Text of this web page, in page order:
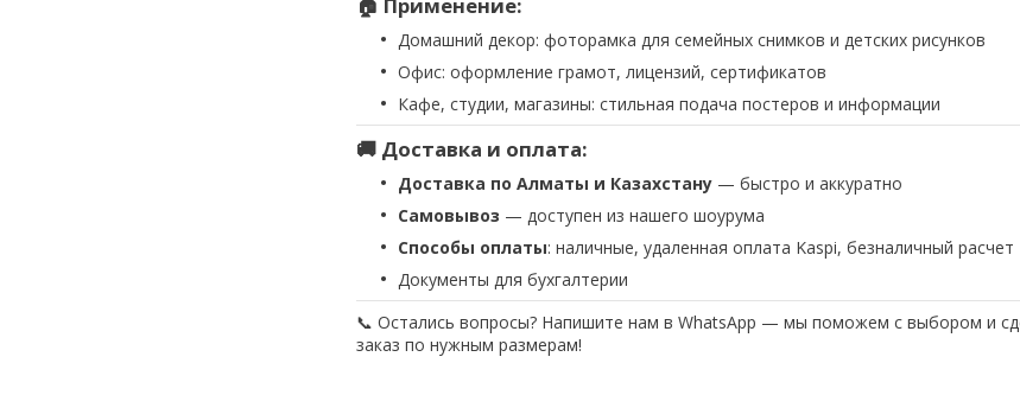
🏠 Применение:
Домашний декор: фоторамка для семейных снимков и детских рисунков
Офис: оформление грамот, лицензий, сертификатов
Кафе, студии, магазины: стильная подача постеров и информации
🚚 Доставка и оплата:
Доставка по Алматы и Казахстану — быстро и аккуратно
Самовывоз — доступен из нашего шоурума
Способы оплаты: наличные, удаленная оплата Kaspi, безналичный расчет
Документы для бухгалтерии
📞 Остались вопросы? Напишите нам в WhatsApp — мы поможем с выбором и
заказ по нужным размерам!